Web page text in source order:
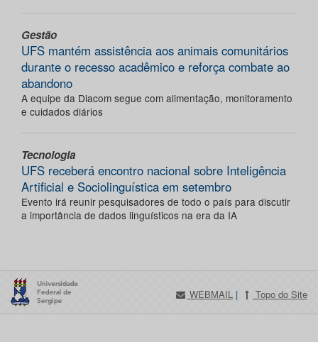
Gestão
UFS mantém assistência aos animais comunitários
durante o recesso acadêmico e reforça combate ao
abandono
A equipe da Diacom segue com alimentação, monitoramento
e cuidados diários
Tecnologia
UFS receberá encontro nacional sobre Inteligência
Artificial e Sociolinguística em setembro
Evento irá reunir pesquisadores de todo o país para discutir
a importância de dados linguísticos na era da IA
WEBMAIL | Topo do Site